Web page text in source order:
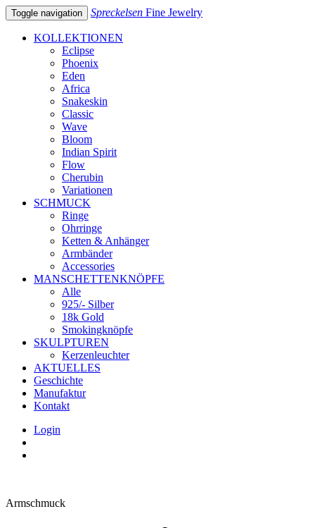
Toggle navigation Spreckelsen Fine Jewelry
KOLLEKTIONEN
Eclipse
Phoenix
Eden
Africa
Snakeskin
Classic
Wave
Bloom
Indian Spirit
Flow
Cherubin
Variationen
SCHMUCK
Ringe
Ohrringe
Ketten & Anhänger
Armbänder
Accessories
MANSCHETTENKNÖPFE
Alle
925/- Silber
18k Gold
Smokingknöpfe
SKULPTUREN
Kerzenleuchter
AKTUELLES
Geschichte
Manufaktur
Kontakt
Login
Armschmuck